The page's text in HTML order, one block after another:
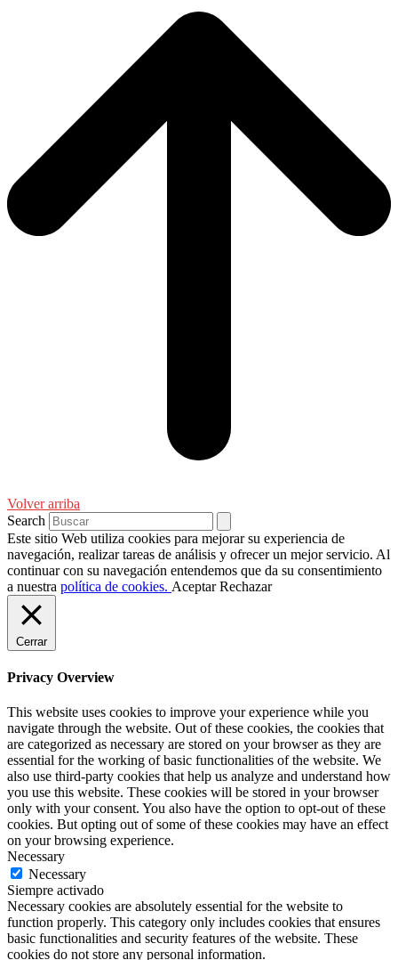
Volver arriba
Search
Este sitio Web utiliza cookies para mejorar su experiencia de
navegación, realizar tareas de análisis y ofrecer un mejor servicio. Al
continuar con su navegación entendemos que da su consentimiento
a nuestra política de cookies. Aceptar Rechazar
Cerrar
Privacy Overview
This website uses cookies to improve your experience while you
navigate through the website. Out of these cookies, the cookies that
are categorized as necessary are stored on your browser as they are
essential for the working of basic functionalities of the website. We
also use third-party cookies that help us analyze and understand how
you use this website. These cookies will be stored in your browser
only with your consent. You also have the option to opt-out of these
cookies. But opting out of some of these cookies may have an effect
on your browsing experience.
Necessary
Necessary
Siempre activado
Necessary cookies are absolutely essential for the website to
function properly. This category only includes cookies that ensures
basic functionalities and security features of the website. These
cookies do not store any personal information.